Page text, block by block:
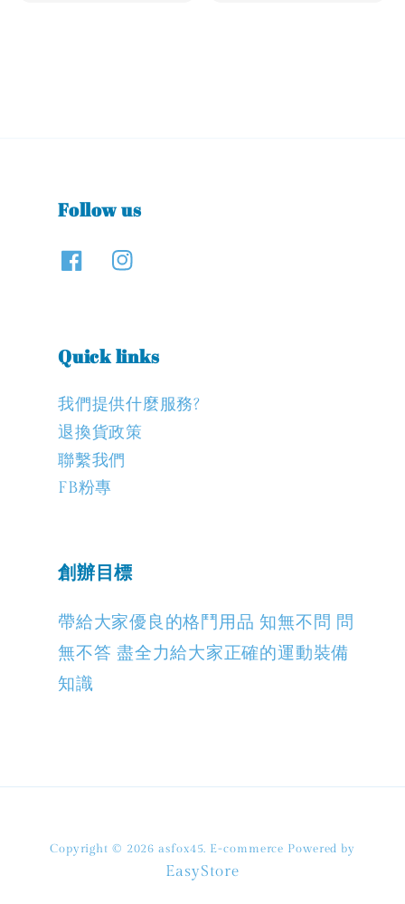
Follow us
Quick links
我們提供什麼服務?
退換貨政策
聯繫我們
FB粉專
創辦目標
帶給大家優良的格鬥用品 知無不問 問
無不答 盡全力給大家正確的運動裝備
知識
Copyright © 2026 asfox45. E-commerce Powered by
EasyStore